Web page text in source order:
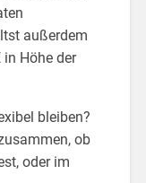
außerdem
in Höhe der
bleiben?
ob
oder im